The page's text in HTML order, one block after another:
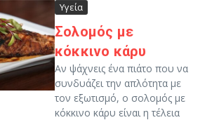
Υγεία
Σολομός με
κόκκινο κάρυ
Αν ψάχνεις ένα πιάτο που να
συνδυάζει την απλότητα με
τον εξωτισμό, ο σολομός με
κόκκινο κάρυ είναι η τέλεια